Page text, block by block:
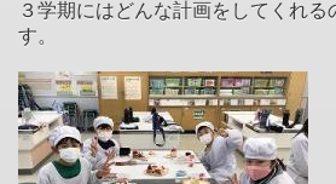
３学期にはどんな計画をしてくれ
す。